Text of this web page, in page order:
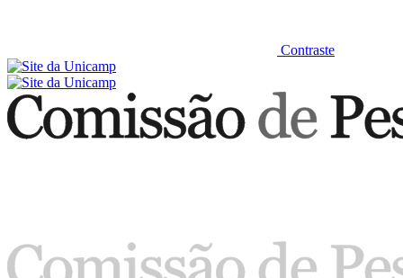
Contraste